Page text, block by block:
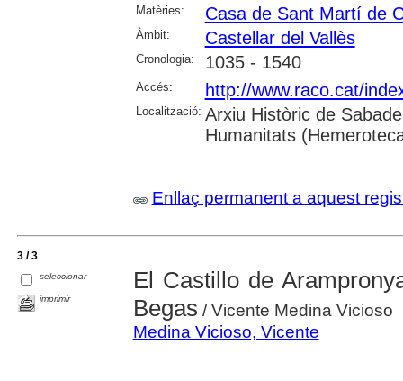
Matèries: Casa de Sant Martí de
Àmbit: Castellar del Vallès
Cronologia: 1035 - 1540
Accés: http://www.raco.cat/
Localització: Arxiu Històric de
Humanitats
Enllaç permanent a aquest
3 / 3
seleccionar
imprimir
El Castillo de
Begas / Vicente Medina Vicioso
Medina Vicioso, Vicente